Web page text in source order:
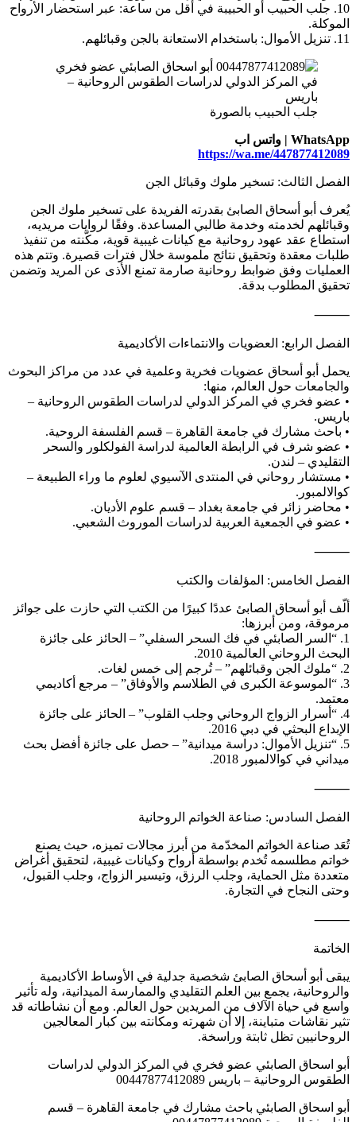
10. جلب الحبيب أو الحبيبة في أقل من ساعة: عبر استحضار الأرواح
الموكلة.
11. تنزيل الأموال: باستخدام الاستعانة بالجن وقبائلهم.
جلب الحبيب بالصورة
WhatsApp | واتس اب
https://wa.me/447877412089
الفصل الثالث: تسخير ملوك وقبائل الجن
يُعرف أبو أسحاق الصابئ بقدرته الفريدة على تسخير ملوك الجن
وقبائلهم لخدمته وخدمة طالبي المساعدة. وفقًا لروايات مريديه،
استطاع عقد عهود روحانية مع كيانات غيبية قوية، مكّنته من تنفيذ
طلبات معقدة وتحقيق نتائج ملموسة خلال فترات قصيرة. وتتم هذه
العمليات وفق ضوابط روحانية صارمة تمنع الأذى عن المريد وتضمن
تحقيق المطلوب بدقة.
⸻
الفصل الرابع: العضويات والانتماءات الأكاديمية
يحمل أبو أسحاق عضويات فخرية وعلمية في عدد من مراكز البحوث
والجامعات حول العالم، منها:
• عضو فخري في المركز الدولي لدراسات الطقوس الروحانية –
باريس.
• باحث مشارك في جامعة القاهرة – قسم الفلسفة الروحية.
• عضو شرف في الرابطة العالمية لدراسة الفولكلور والسحر
التقليدي – لندن.
• مستشار روحاني في المنتدى الآسيوي لعلوم ما وراء الطبيعة –
كوالالمبور.
• محاضر زائر في جامعة بغداد – قسم علوم الأديان.
• عضو في الجمعية العربية لدراسات الموروث الشعبي.
⸻
الفصل الخامس: المؤلفات والكتب
ألّف أبو أسحاق الصابئ عددًا كبيرًا من الكتب التي حازت على جوائز
مرموقة، ومن أبرزها:
1. “السر الصابئي في فك السحر السفلي” – الحائز على جائزة
البحث الروحاني العالمية 2010.
2. “ملوك الجن وقبائلهم” – تُرجم إلى خمس لغات.
3. “الموسوعة الكبرى في الطلاسم والأوفاق” – مرجع أكاديمي
معتمد.
4. “أسرار الزواج الروحاني وجلب القلوب” – الحائز على جائزة
الإبداع البحثي في دبي 2016.
5. “تنزيل الأموال: دراسة ميدانية” – حصل على جائزة أفضل بحث
ميداني في كوالالمبور 2018.
⸻
الفصل السادس: صناعة الخواتم الروحانية
تُعَد صناعة الخواتم المخدّمة من أبرز مجالات تميزه، حيث يصنع
خواتم مطلسمه تُخدم بواسطة أرواح وكيانات غيبية، لتحقيق أغراض
متعددة مثل الحماية، وجلب الرزق، وتيسير الزواج، وجلب القبول،
وحتى النجاح في التجارة.
⸻
الخاتمة
يبقى أبو أسحاق الصابئ شخصية جدلية في الأوساط الأكاديمية
والروحانية، يجمع بين العلم التقليدي والممارسة الميدانية، وله تأثير
واسع في حياة الآلاف من المريدين حول العالم. ومع أن نشاطاته قد
تثير نقاشات متباينة، إلا أن شهرته ومكانته بين كبار المعالجين
الروحانيين تظل ثابتة وراسخة.
أبو اسحاق الصابئي عضو فخري في المركز الدولي لدراسات
الطقوس الروحانية – باريس 00447877412089
أبو اسحاق الصابئي باحث مشارك في جامعة القاهرة – قسم